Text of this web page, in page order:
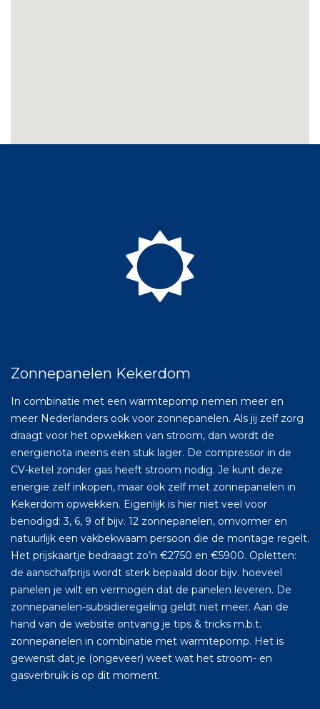
Zonnepanelen Kekerdom
In combinatie met een warmtepomp nemen meer en
meer Nederlanders ook voor zonnepanelen. Als jij zelf zorg
draagt voor het opwekken van stroom, dan wordt de
energienota ineens een stuk lager. De compressor in de
CV-ketel zonder gas heeft stroom nodig. Je kunt deze
energie zelf inkopen, maar ook zelf met zonnepanelen in
Kekerdom opwekken. Eigenlijk is hier niet veel voor
benodigd: 3, 6, 9 of bijv. 12 zonnepanelen, omvormer en
natuurlijk een vakbekwaam persoon die de montage regelt.
Het prijskaartje bedraagt zo’n €2750 en €5900. Opletten:
de aanschafprijs wordt sterk bepaald door bijv. hoeveel
panelen je wilt en vermogen dat de panelen leveren. De
zonnepanelen-subsidieregeling geldt niet meer. Aan de
hand van de website ontvang je tips & tricks m.b.t.
zonnepanelen in combinatie met warmtepomp. Het is
gewenst dat je (ongeveer) weet wat het stroom- en
gasverbruik is op dit moment.